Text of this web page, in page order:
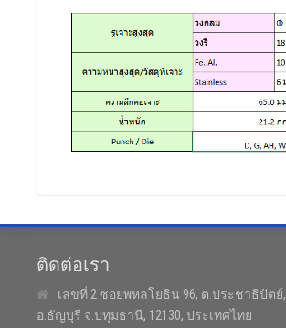
ติดต่อเรา
เลขที่ 2 ซอยพหลโยธิน 96, ต.ประชาธิปัตย์,
อ.ธัญบุรี จ.ปทุมธานี, 12130, ประเทศไทย